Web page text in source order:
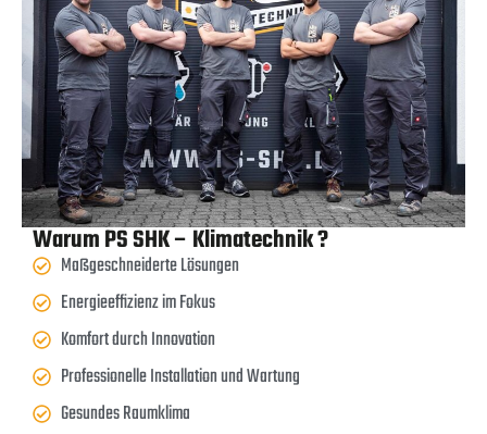
Warum PS SHK – Klimatechnik ?
Maßgeschneiderte Lösungen
Energieeffizienz im Fokus
Komfort durch Innovation
Professionelle Installation und Wartung
Gesundes Raumklima